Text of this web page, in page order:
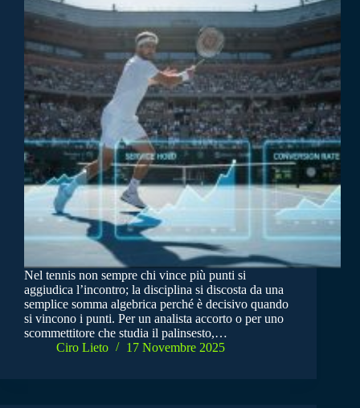
Nel tennis non sempre chi vince più punti si
aggiudica l’incontro; la disciplina si discosta da una
semplice somma algebrica perché è decisivo quando
si vincono i punti. Per un analista accorto o per uno
scommettitore che studia il palinsesto,…
Ciro Lieto
17 Novembre 2025